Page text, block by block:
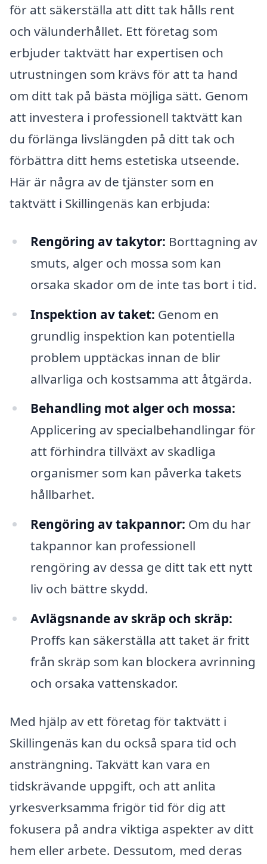
för att säkerställa att ditt tak hålls rent
och välunderhållet. Ett företag som
erbjuder taktvätt har expertisen och
utrustningen som krävs för att ta hand
om ditt tak på bästa möjliga sätt. Genom
att investera i professionell taktvätt kan
du förlänga livslängden på ditt tak och
förbättra ditt hems estetiska utseende.
Här är några av de tjänster som en
taktvätt i Skillingenäs kan erbjuda:
Rengöring av takytor: Borttagning av
smuts, alger och mossa som kan
orsaka skador om de inte tas bort i tid.
Inspektion av taket: Genom en
grundlig inspektion kan potentiella
problem upptäckas innan de blir
allvarliga och kostsamma att åtgärda.
Behandling mot alger och mossa:
Applicering av specialbehandlingar för
att förhindra tillväxt av skadliga
organismer som kan påverka takets
hållbarhet.
Rengöring av takpannor: Om du har
takpannor kan professionell
rengöring av dessa ge ditt tak ett nytt
liv och bättre skydd.
Avlägsnande av skräp och skräp:
Proffs kan säkerställa att taket är fritt
från skräp som kan blockera avrinning
och orsaka vattenskador.
Med hjälp av ett företag för taktvätt i
Skillingenäs kan du också spara tid och
ansträngning. Takvätt kan vara en
tidskrävande uppgift, och att anlita
yrkesverksamma frigör tid för dig att
fokusera på andra viktiga aspekter av ditt
hem eller arbete. Dessutom, med deras